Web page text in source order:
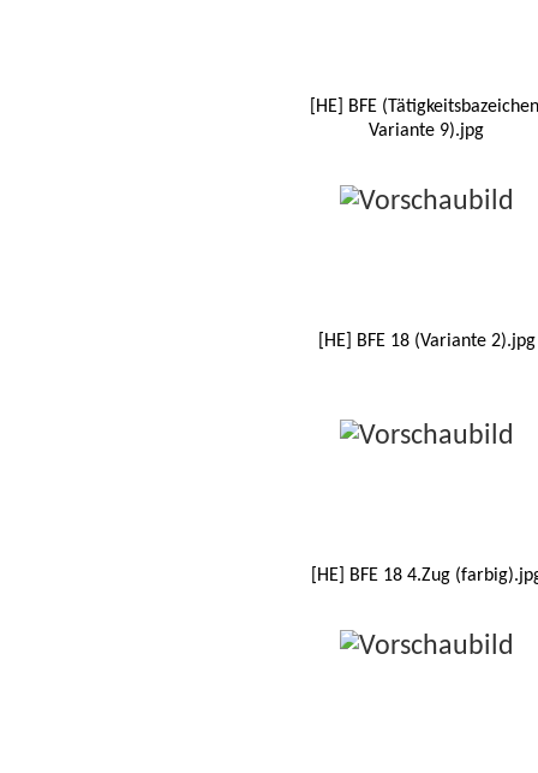
[HE] BFE
Variante 9).jpg
[HE] BFE 18 (Variante 2).jpg
[HE] BFE 18 4.Zug